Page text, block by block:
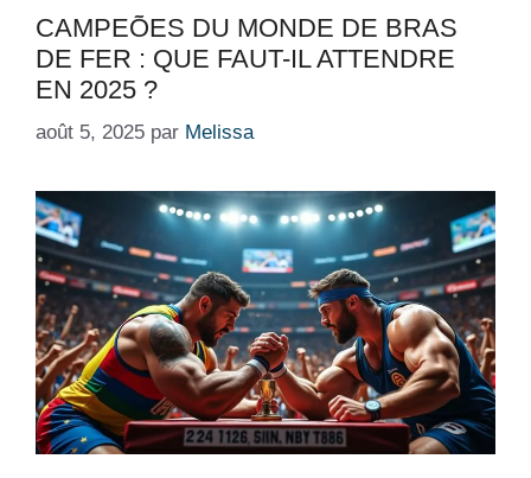
CAMPEÕES DU MONDE DE BRAS
DE FER : QUE FAUT-IL ATTENDRE
EN 2025 ?
août 5, 2025 par Melissa